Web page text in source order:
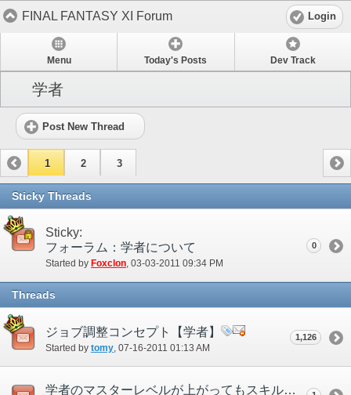
FINAL FANTASY XI Forum Login
Menu Today's Posts Dev Track
学者
Post New Thread
1 2 3
Sticky Threads
Sticky:
フォーラム：学者について
Started by Foxclon‎, 03-03-2011 09:34 PM
0
Threads
ジョブ調整コンセプト【学者】
Started by tomy ‎, 07-16-2011 01:13 AM
1,126
学者のマスターレベルが上がってもスキル上限が上昇しない